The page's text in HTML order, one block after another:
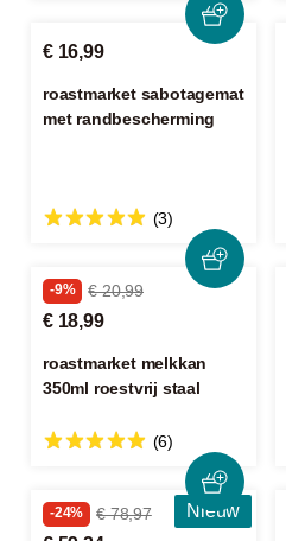
€ 16,99
roastmarket sabotagemat
met randbescherming
(3)
-9% € 20,99
€ 18,99
roastmarket melkkan
350ml roestvrij staal
(6)
Nieuw
-24% € 78,97